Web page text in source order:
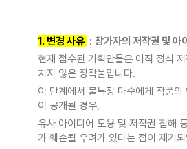
1. 변경 사유 : 참가자의 저작권 및 아
현재 접수된 기획안들은 아직 정식
치지 않은 창작물입니다.
이 단계에서 불특정 다수에게 작품의
이 공개될 경우,
유사 아이디어 도용 및 저작권 침해
가 훼손될 우려가 있다는 점이 제기